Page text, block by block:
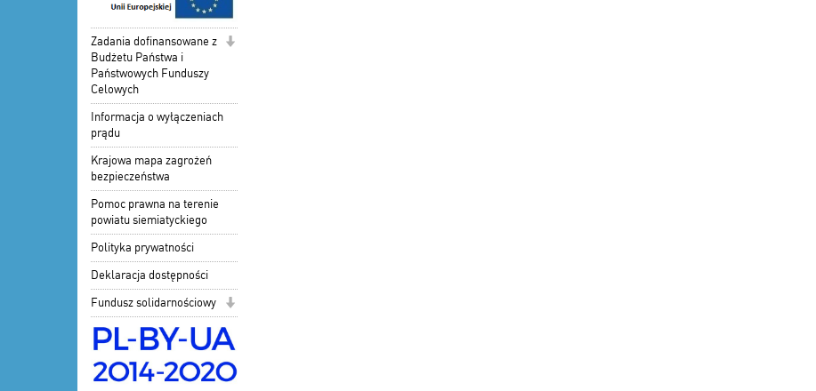
Zadania dofinansowane z
Budżetu Państwa i
Państwowych Funduszy
Celowych
Informacja o wyłączeniach
prądu
Krajowa mapa zagrożeń
bezpieczeństwa
Pomoc prawna na terenie
powiatu siemiatyckiego
Polityka prywatności
Deklaracja dostępności
Fundusz solidarnościowy